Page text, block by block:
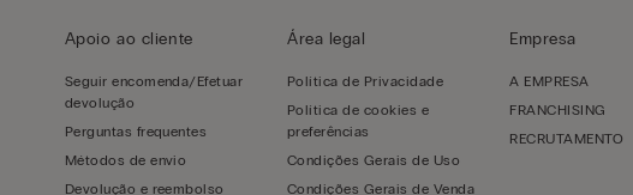
Apoio ao cliente
Seguir encomenda/Efetuar
devolução
Perguntas frequentes
Métodos de envio
Devolução e reembolso
Área legal
Política de Privacidade
Política de cookies e
preferências
Condições Gerais de Uso
Condições Gerais de Venda
Empresa
A EMPRESA
FRANCHISING
RECRUTAMENTO